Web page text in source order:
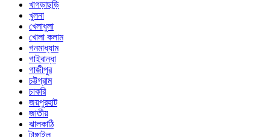
খাগড়াছড়ি
খুলনা
খেলাধুলা
খোলা কলাম
গনমাধ্যাম
গাইবান্ধা
গাজীপুর
চট্টগ্রাম
চাকরি
জয়পুরহাট
জাতীয়
ঝালকাঠি
টাঙ্গাইল